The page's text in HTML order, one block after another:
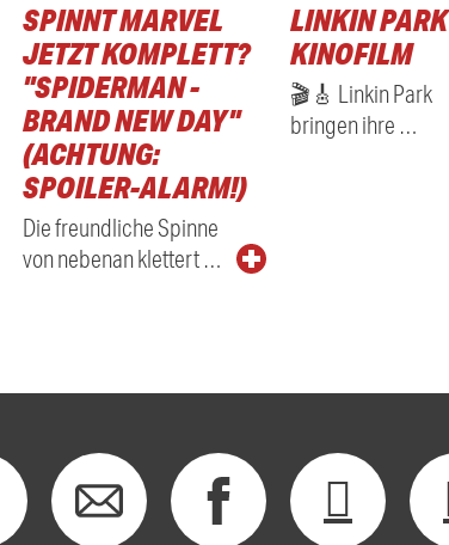
SPINNT MARVEL
JETZT KOMPLETT?
"SPIDERMAN -
BRAND NEW DAY"
(ACHTUNG:
SPOILER-ALARM!)
Die freundliche Spinne
von nebenan klettert …
LINKIN PARK
KINOFILM
🎬🎸 Linkin Park
bringen ihre …